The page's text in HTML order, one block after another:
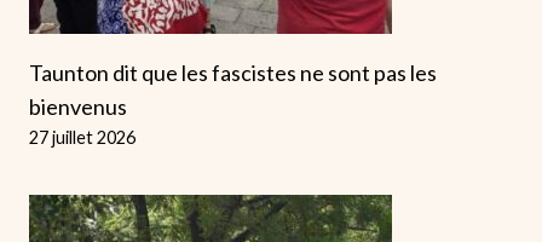
Taunton dit que les fascistes ne sont pas les
bienvenus
27 juillet 2026